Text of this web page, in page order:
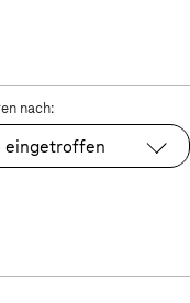
nach:
eingetroffen